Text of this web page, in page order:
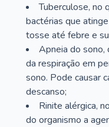
Tuberculose, no
bactérias que
tosse até febre e
Apneia do sono,
da respiração em
sono. Pode causar
descanso;
Rinite alérgica,
do organismo a